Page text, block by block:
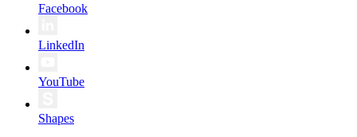
Facebook
LinkedIn
YouTube
Shapes